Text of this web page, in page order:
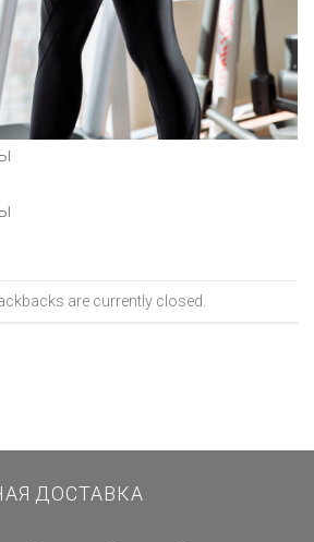
are currently closed.
ДОСТАВКА